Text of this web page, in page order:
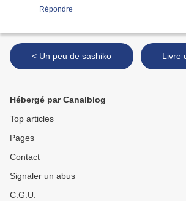
Répondre
< Un peu de sashiko
Hébergé par Canalblog
Top articles
Pages
Contact
Signaler un abus
C.G.U.